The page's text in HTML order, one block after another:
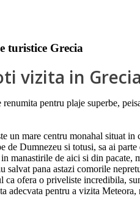
turistice Grecia
vizita in
renumita pentru plaje superbe,
un mare centru monahal situat
de Dumnezeu si totusi, sa ai
in manastirile de aici si din
salvat pana astazi comorile
ca ofera o priveliste incredibila,
adecvata pentru a vizita